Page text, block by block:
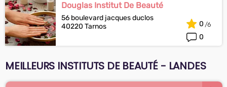
Douglas Institut De Beauté
56 boulevard jacques duclos
40220 Tarnos
0
0
MEILLEURS INSTITUTS DE BEAUTÉ - LANDES